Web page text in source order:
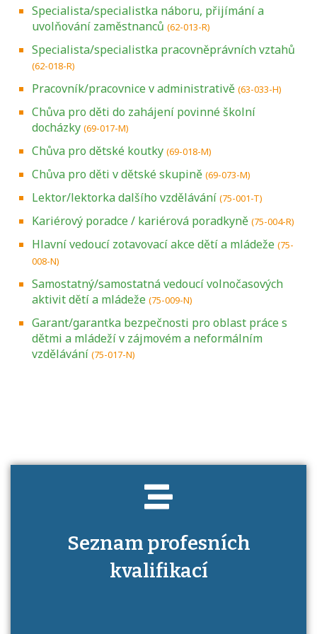
Specialista/specialistka náboru, přijímání a
uvolňování zaměstnanců (62-013-R)
Specialista/specialistka pracovněprávních vztahů
(62-018-R)
Pracovník/pracovnice v administrativě (63-033-H)
Chůva pro děti do zahájení povinné školní
docházky (69-017-M)
Chůva pro dětské koutky (69-018-M)
Chůva pro děti v dětské skupině (69-073-M)
Lektor/lektorka dalšího vzdělávání (75-001-T)
Kariérový poradce / kariérová poradkyně (75-004-R)
Hlavní vedoucí zotavovací akce dětí a mládeže (75-
008-N)
Samostatný/samostatná vedoucí volnočasových
aktivit dětí a mládeže (75-009-N)
Garant/garantka bezpečnosti pro oblast práce s
dětmi a mládeží v zájmovém a neformálním
vzdělávání (75-017-N)
Seznam profesních
kvalifikací
Projděte si seznam profesních kvalifikací.